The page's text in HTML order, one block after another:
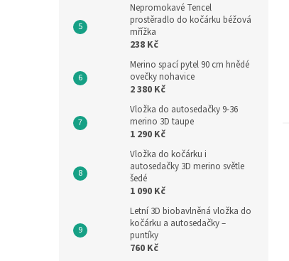
Nepromokavé Tencel
prostěradlo do kočárku béžová
mřížka
238 Kč
Merino spací pytel 90 cm hnědé
ovečky nohavice
2 380 Kč
Vložka do autosedačky 9-36
merino 3D taupe
1 290 Kč
Vložka do kočárku i
autosedačky 3D merino světle
šedé
1 090 Kč
Letní 3D biobavlněná vložka do
kočárku a autosedačky –
puntíky
760 Kč